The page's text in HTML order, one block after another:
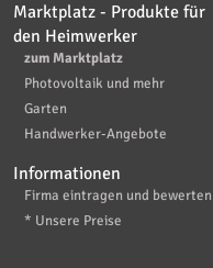
Marktplatz - Produkte für
den Heimwerker
zum Marktplatz
Photovoltaik und mehr
Garten
Handwerker-Angebote
Informationen
Firma eintragen und bewerten
* Unsere Preise